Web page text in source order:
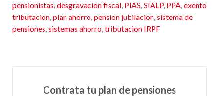
pensionistas,desgravacion fiscal, PIAS,SIALP, PPA,exento
tributacion,plan ahorro,pension jubilacion,sistema de
pensiones,sistemas ahorro,tributacion IRPF
Contrata tu plan de pensiones